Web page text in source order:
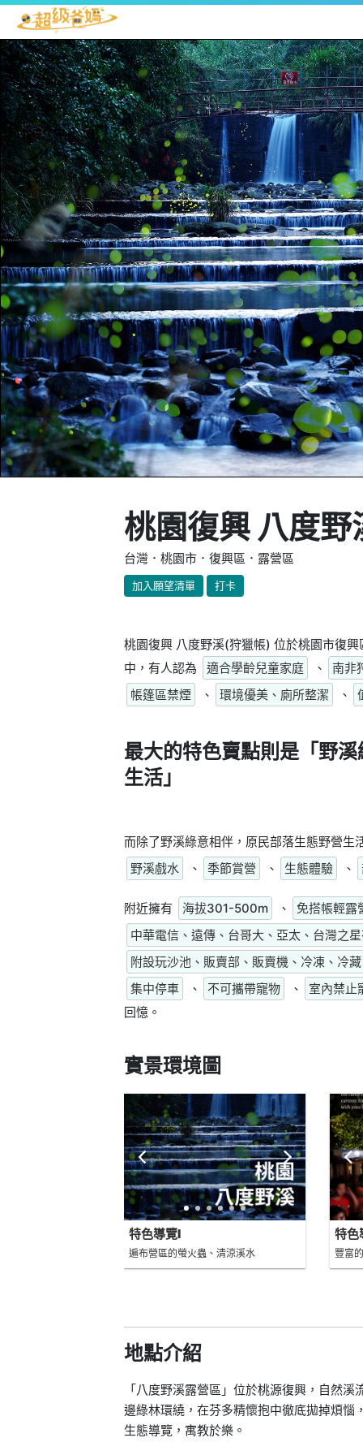
桃園復興 八度
台灣．桃園市．復興區．露營區
加入願望清單 打卡
桃園復興 八度野溪(狩獵帳) 位於桃園市復
中，有人認為
適合學齡兒童家庭 、
南非
帳篷區禁煙
、 環境優美、廁所整潔 、
最大的特色賣點則是「野溪
生活」
而除了野溪綠意相伴，原民部落生態野營生
野溪戲水
、 季節賞營 、 生態體驗 、
附近擁有 海拔301-500m 、
免搭帳輕露
中華電信、遠傳、台哥大、亞太、台灣之
附設玩沙池、販賣部、販賣機、冷凍、冷
集中停車
、 不可攜帶寵物 、
室內禁止
回憶。
實景環境圖
特色導覽I
遍布營區的螢火蟲、清涼溪水
特色
豐富
地點介紹
「八度野溪露營區」位於桃源復興，自然
邊綠林環繞，在芬多精懷抱中徹底拋掉煩惱
生態導覽，寓教於樂。